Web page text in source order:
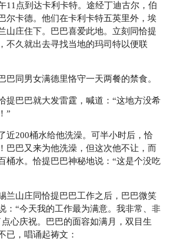
11点到达卡利卡特。途经丁迪古尔，伯
尔卡德。他们在卡利卡特五英里外，埃
山庄住下。巴巴喜爱此地。立刻同恰提
不久就出去寻找当地的玛司特以便联
巴同男女满德里恪守一天两餐的禁食。
提巴巴就大发雷霆，喊道：“这地方没希
”
近200桶水给他洗澡。可半小时后，恰
巴巴又来为他洗澡，但这次他不让，而
桶水。恰提巴巴神秘地说：“这是个没吃
兰山庄同恰提巴巴工作之后，巴巴微笑
：“今天我的工作最为满意。我非常、非
心庆祝。巴巴的面容如满月，双目生
已，唱诵起祷文：